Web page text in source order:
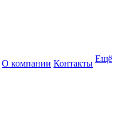
О компании Контакты Ещё